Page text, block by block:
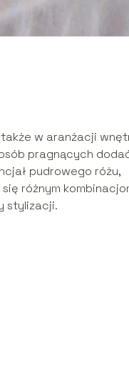
w aranżacji
pragnących
pudrowego różu,
różnym
stylizacji.